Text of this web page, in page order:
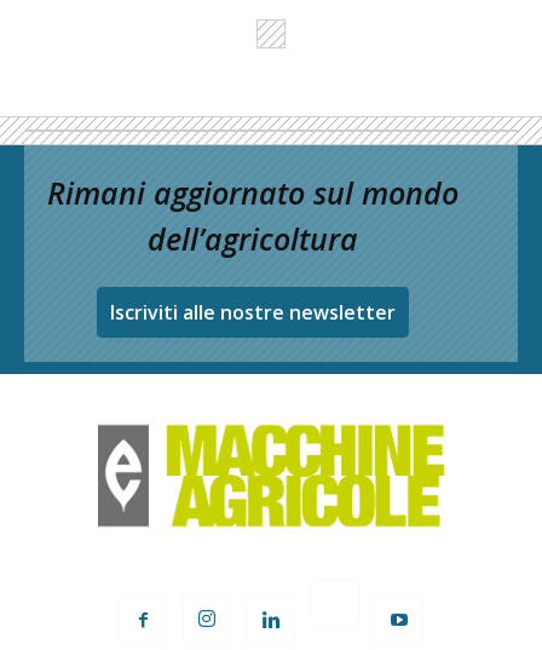
Rimani aggiornato sul mondo
dell’agricoltura
Iscriviti alle nostre newsletter